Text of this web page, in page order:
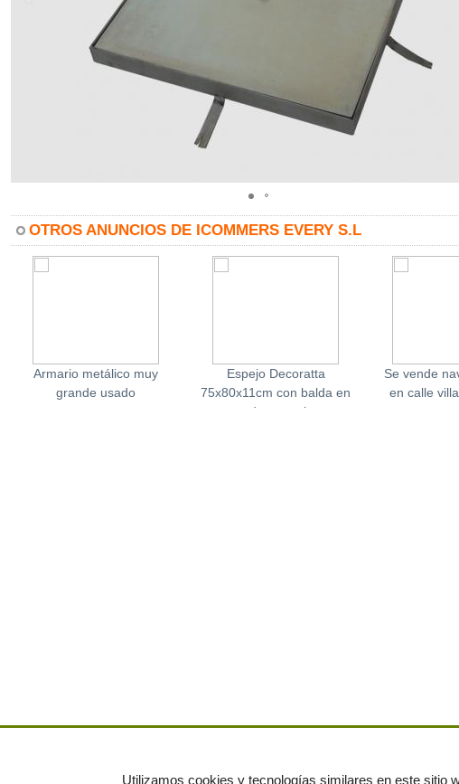
OTROS ANUNCIOS DE ICOMMERS EVERY S.L
Armario metálico muy
grande usado
Espejo Decoratta
75x80x11cm con balda en
madera maciza
Se vende
en calle
Utilizamos cookies y tecnologías similares en este sitio